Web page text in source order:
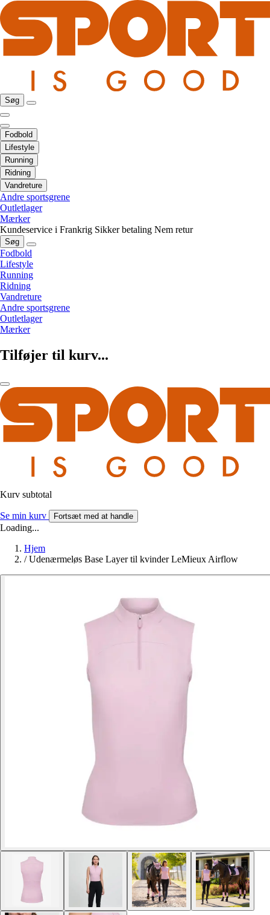
Søg
Fodbold
Lifestyle
Running
Ridning
Vandreture
Andre sportsgrene
Outletlager
Mærker
Kundeservice i Frankrig Sikker betaling Nem retur
Søg
Fodbold
Lifestyle
Running
Ridning
Vandreture
Andre sportsgrene
Outletlager
Mærker
Tilføjer til kurv...
Kurv subtotal
Se min kurv Fortsæt med at handle
Loading...
Hjem
/ Udenærmeløs Base Layer til kvinder LeMieux Airflow